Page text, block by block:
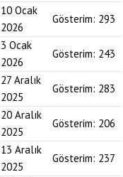
10 Ocak
2026
Gösterim: 293
3 Ocak
2026
Gösterim: 243
27 Aralık
2025
Gösterim: 283
20 Aralık
2025
Gösterim: 206
13 Aralık
2025
Gösterim: 237